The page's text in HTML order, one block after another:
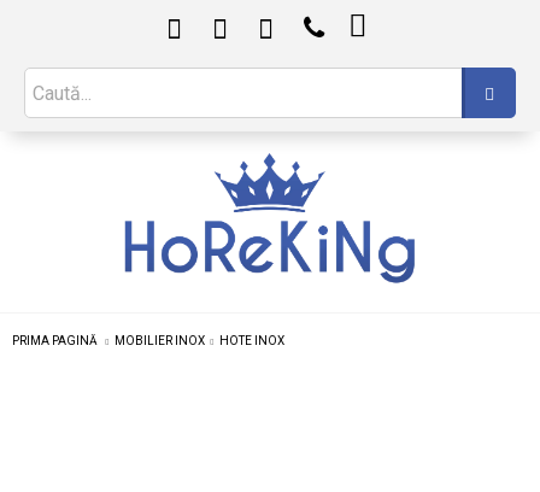

PRIMA PAGINĂ MOBILIER INOX HOTE INOX